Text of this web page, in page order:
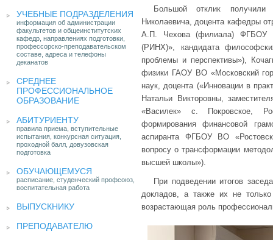
УЧЕБНЫЕ ПОДРАЗДЕЛЕНИЯ
информация об администрации
факультетов и общеинститутских
кафедр, направлениях подготовки,
профессорско-преподавательском
составе, адреса и телефоны
деканатов
СРЕДНЕЕ
ПРОФЕССИОНАЛЬНОЕ
ОБРАЗОВАНИЕ
АБИТУРИЕНТУ
правила приема, вступительные
испытания, конкурсная ситуация,
проходной балл, довузовская
подготовка
ОБУЧАЮЩЕМУСЯ
расписание, студенческий профсоюз,
воспитательная работа
ВЫПУСКНИКУ
ПРЕПОДАВАТЕЛЮ
Большой отклик получили
Николаевича, доцента кафедры
А.П. Чехова (филиала) ФГБОУ ВО
(РИНХ)», кандидата
проблемы и перспективы»),
физики ГАОУ ВО «Московский
наук, доцента («Инновации в
Натальи Викторовны,
«Василек» с. Покровское,
формирования финансовой
аспиранта ФГБОУ ВО
вопросу о трансформации
высшей школы»).
При подведении итогов
докладов, а также их не
возрастающая роль